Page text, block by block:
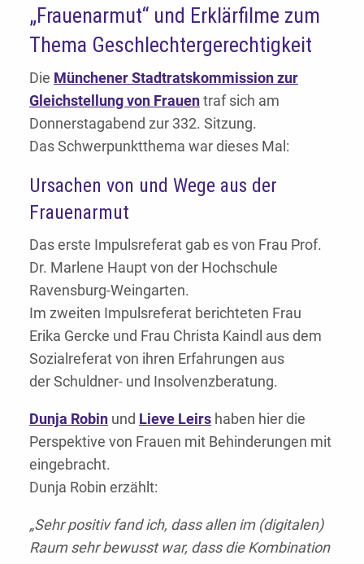
„Frauenarmut“ und Erklärfilme zum
Thema Geschlechtergerechtigkeit
Die Münchener Stadtratskommission zur
Gleichstellung von Frauentraf sich am
Donnerstagabend zur 332. Sitzung.
Das Schwerpunktthema war dieses Mal:
Ursachen von und Wege aus der
Frauenarmut
Das erste Impulsreferat gab es von Frau Prof.
Dr. Marlene Haupt von der Hochschule
Ravensburg-Weingarten.
Im zweiten Impulsreferat berichteten Frau
Erika Gercke und Frau Christa Kaindl aus dem
Sozialreferat von ihren Erfahrungen aus
der Schuldner- und Insolvenzberatung.
Dunja Robin und Lieve Leirs haben hier die
Perspektive von Frauen mit Behinderungen mit
eingebracht.
Dunja Robin erzählt:
„Sehr positiv fand ich, dass allen im (digitalen)
Raum sehr bewusst war, dass die Kombination